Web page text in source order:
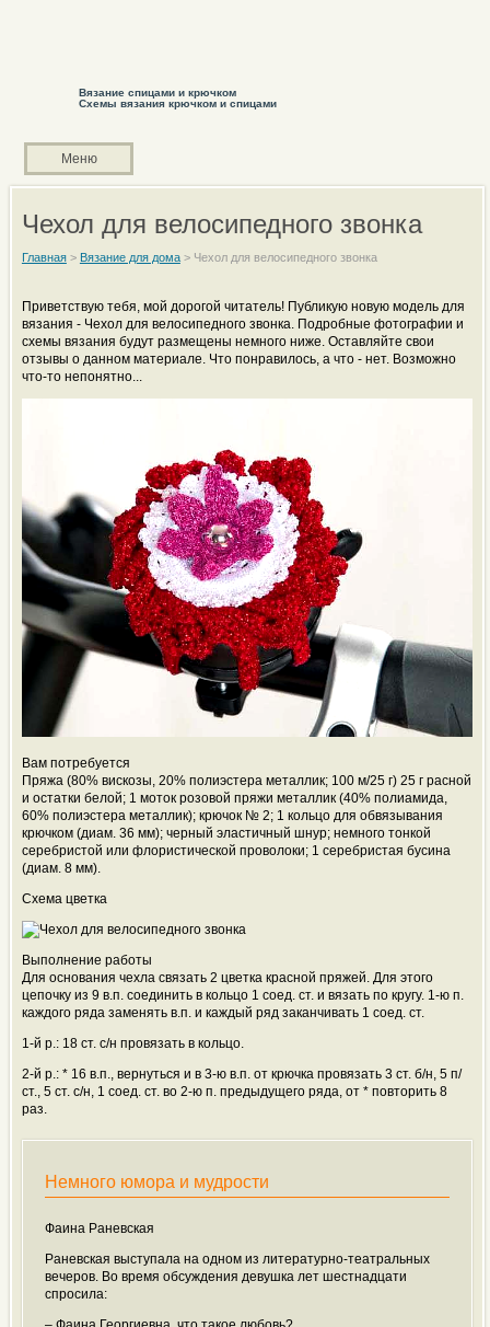
Вязание спицами и крючком
Схемы вязания крючком и спицами
Меню
Чехол для велосипедного звонка
Главная> Вязание для дома> Чехол для велосипедного звонка
Приветствую тебя, мой дорогой читатель! Публикую новую модель для
вязания - Чехол для велосипедного звонка. Подробные фотографии и
схемы вязания будут размещены немного ниже. Оставляйте свои
отзывы о данном материале. Что понравилось, а что - нет. Возможно
что-то непонятно...
Вам потребуется
Пряжа (80% вискозы, 20% полиэстера металлик; 100 м/25 г) 25 г расной
и остатки белой; 1 моток розовой пряжи металлик (40% полиамида,
60% полиэстера металлик); крючок № 2; 1 кольцо для обвязывания
крючком (диам. 36 мм); черный эластичный шнур; немного тонкой
серебристой или флористической проволоки; 1 серебристая бусина
(диам. 8 мм).
Схема цветка
Выполнение работы
Для основания чехла связать 2 цветка красной пряжей. Для этого
цепочку из 9 в.п. соединить в кольцо 1 соед. ст. и вязать по кругу. 1-ю п.
каждого ряда заменять в.п. и каждый ряд заканчивать 1 соед. ст.
1-й р.: 18 ст. с/н провязать в кольцо.
2-й р.: * 16 в.п., вернуться и в 3-ю в.п. от крючка провязать 3 ст. б/н, 5 п/
ст., 5 ст. с/н, 1 соед. ст. во 2-ю п. предыдущего ряда, от * повторить 8
раз.
Немного юмора и мудрости
Фаина Раневская
Раневская выступала на одном из литературно-театральных
вечеров. Во время обсуждения девушка лет шестнадцати
спросила: